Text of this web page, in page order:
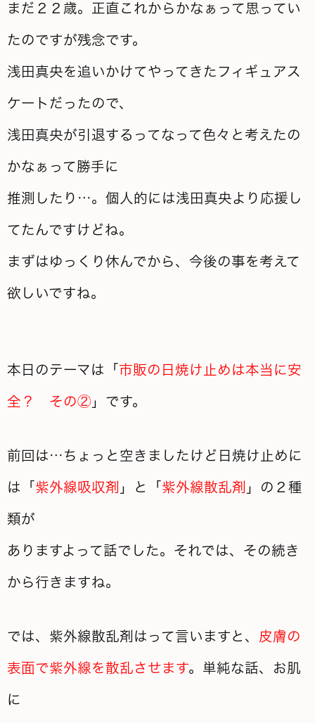
まだ２２歳。正直これからかなぁって思ってい
たのですが残念です。
浅田真央を追いかけてやってきたフィギュアス
ケートだったので、
浅田真央が引退するってなって色々と考えたの
かなぁって勝手に
推測したり…。個人的には浅田真央より応援し
てたんですけどね。
まずはゆっくり休んでから、今後の事を考えて
欲しいですね。
本日のテーマは「 市販の日焼け止めは本当に安
全？ その② 」です。
前回は…ちょっと空きましたけど日焼け止めに
は「 紫外線吸収剤 」と「 紫外線散乱剤 」の２種
類が
ありますよって話でした。それでは、その続き
から行きますね。
では、紫外線散乱剤はって言いますと、 皮膚の
表面で紫外線を散乱させます。単純な話、お肌
に